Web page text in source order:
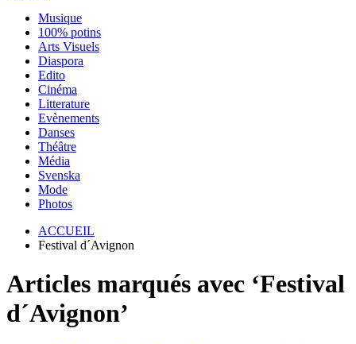
Musique
100% potins
Arts Visuels
Diaspora
Edito
Cinéma
Litterature
Evènements
Danses
Théâtre
Média
Svenska
Mode
Photos
ACCUEIL
Festival d´Avignon
Articles marqués avec ‘Festival
d´Avignon’